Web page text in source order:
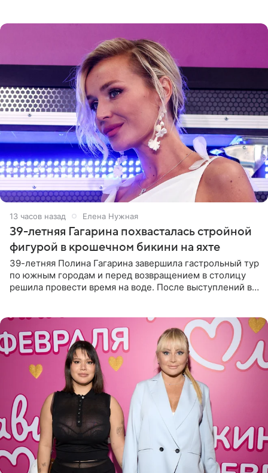
13 часов назад Елена Нужная
39-летняя Гагарина похвасталась стройной
фигурой в крошечном бикини на яхте
39-летняя Полина Гагарина завершила гастрольный тур
по южным городам и перед возвращением в столицу
решила провести время на воде. После выступлений в